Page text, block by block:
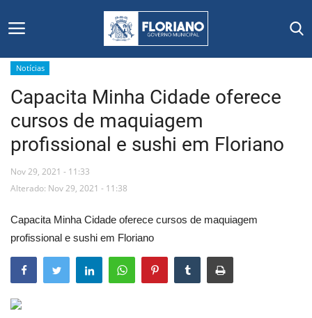
Início
Editais
Floriano
Mural de Licitações
Notícias
Vídeos
Notícias
Capacita Minha Cidade oferece
cursos de maquiagem
profissional e sushi em Floriano
Nov 29, 2021 - 11:33
Alterado: Nov 29, 2021 - 11:38
Capacita Minha Cidade oferece cursos de maquiagem
profissional e sushi em Floriano